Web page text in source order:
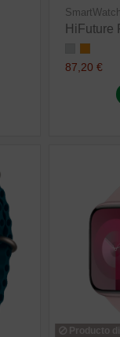
SmartWatch
HiFuture
87,20 €
Producto